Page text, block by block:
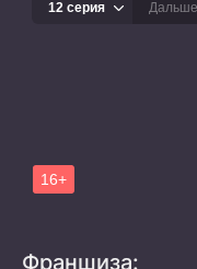
Франшиза: